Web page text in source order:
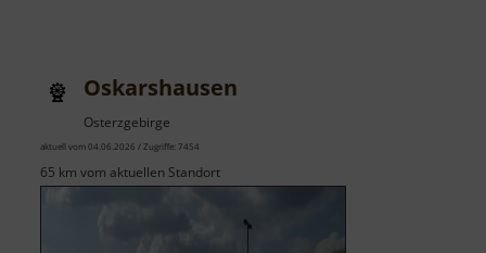
Oskarshausen
Osterzgebirge
aktuell vom 04.06.2026 / Zugriffe: 7454
65 km vom aktuellen Standort